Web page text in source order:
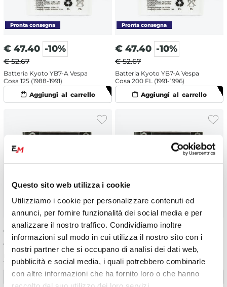
Questo sito web utilizza i cookie
Utilizziamo i cookie per personalizzare contenuti ed
annunci, per fornire funzionalità dei social media e per
analizzare il nostro traffico. Condividiamo inoltre
informazioni sul modo in cui utilizza il nostro sito con i
nostri partner che si occupano di analisi dei dati web,
pubblicità e social media, i quali potrebbero combinarle
con altre informazioni che ha fornito loro o che hanno
€ 47.40 -10%
€ 52.67
Batteria Kyoto YB7-A Vespa
Cosa 125 (1988-1991)
€ 47.40 -10%
€ 52.67
Batteria Kyoto YB7-A Vespa
Cosa 200 FL (1991-1996)
€ 47.40 -10%
€ 52.67
Batteria Kyoto YB7-A Vespa PK
125 XL Automatic/ E Start (1986-
1991)
€ 47.40 -10%
50 SS (1983-1986)